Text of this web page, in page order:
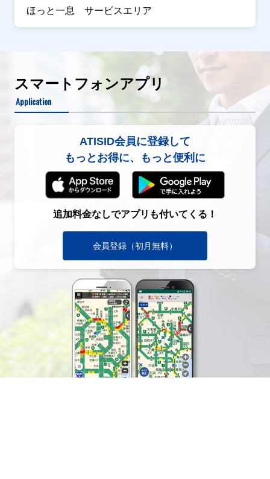
ほっと一息 サービスエリア
スマートフォンアプリ
Application
ATISID会員に登録して
もっとお得に、もっと便利に
追加料金なしでアプリも付いてくる！
会員登録（初月無料）